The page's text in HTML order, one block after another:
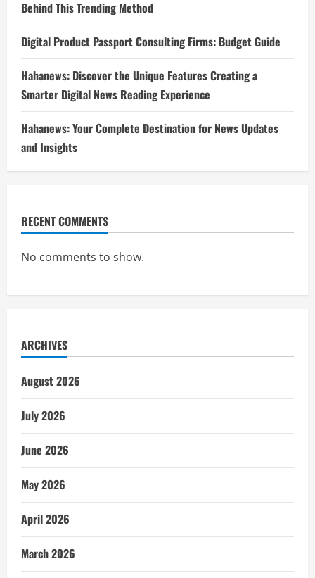
Behind This Trending Method
Digital Product Passport Consulting Firms: Budget Guide
Hahanews: Discover the Unique Features Creating a
Smarter Digital News Reading Experience
Hahanews: Your Complete Destination for News Updates
and Insights
RECENT COMMENTS
No comments to show.
ARCHIVES
August 2026
July 2026
June 2026
May 2026
April 2026
March 2026